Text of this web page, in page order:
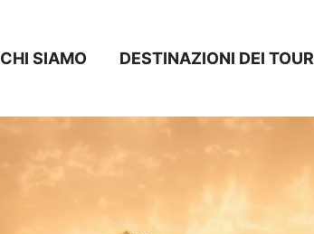
CHI SIAMO DESTINAZIONI DEI TOUR